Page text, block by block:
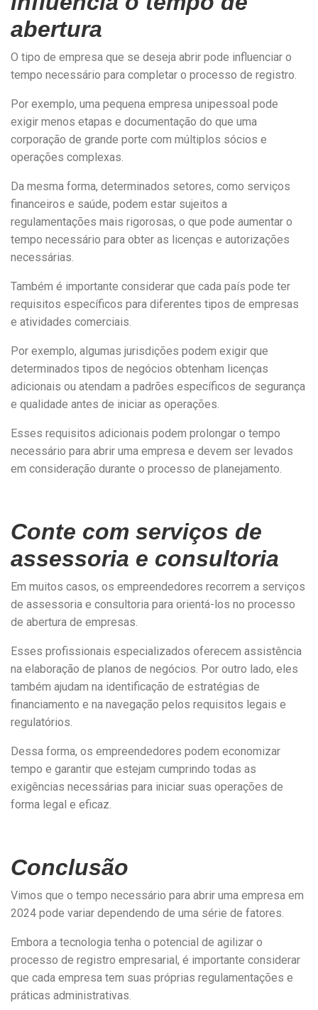
abertura
O tipo de empresa que se deseja abrir pode influenciar o
tempo necessário para completar o processo de registro.
Por exemplo, uma pequena empresa unipessoal pode
exigir menos etapas e documentação do que uma
corporação de grande porte com múltiplos sócios e
operações complexas.
Da mesma forma, determinados setores, como serviços
financeiros e saúde, podem estar sujeitos a
regulamentações mais rigorosas, o que pode aumentar o
tempo necessário para obter as licenças e autorizações
necessárias.
Também é importante considerar que cada país pode ter
requisitos específicos para diferentes tipos de empresas
e atividades comerciais.
Por exemplo, algumas jurisdições podem exigir que
determinados tipos de negócios obtenham licenças
adicionais ou atendam a padrões específicos de segurança
e qualidade antes de iniciar as operações.
Esses requisitos adicionais podem prolongar o tempo
necessário para abrir uma empresa e devem ser levados
em consideração durante o processo de planejamento.
Conte com serviços de
assessoria e consultoria
Em muitos casos, os empreendedores recorrem a serviços
de assessoria e consultoria para orientá-los no processo
de abertura de empresas.
Esses profissionais especializados oferecem assistência
na elaboração de planos de negócios. Por outro lado, eles
também ajudam na identificação de estratégias de
financiamento e na navegação pelos requisitos legais e
regulatórios.
Dessa forma, os empreendedores podem economizar
tempo e garantir que estejam cumprindo todas as
exigências necessárias para iniciar suas operações de
forma legal e eficaz.
Conclusão
Vimos que o tempo necessário para abrir uma empresa em
2024 pode variar dependendo de uma série de fatores.
Embora a tecnologia tenha o potencial de agilizar o
processo de registro empresarial, é importante considerar
que cada empresa tem suas próprias regulamentações e
práticas administrativas.